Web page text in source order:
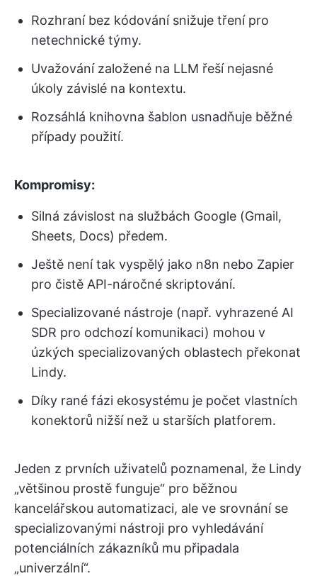
Rozhraní bez kódování snižuje tření pro
netechnické týmy.
Uvažování založené na LLM řeší nejasné
úkoly závislé na kontextu.
Rozsáhlá knihovna šablon usnadňuje běžné
případy použití.
Kompromisy:
Silná závislost na službách Google (Gmail,
Sheets, Docs) předem.
Ještě není tak vyspělý jako n8n nebo Zapier
pro čistě API-náročné skriptování.
Specializované nástroje (např. vyhrazené AI
SDR pro odchozí komunikaci) mohou v
úzkých specializovaných oblastech překonat
Lindy.
Díky rané fázi ekosystému je počet vlastních
konektorů nižší než u starších platforem.
Jeden z prvních uživatelů poznamenal, že Lindy
„většinou prostě funguje“ pro běžnou
kancelářskou automatizaci, ale ve srovnání se
specializovanými nástroji pro vyhledávání
potenciálních zákazníků mu připadala
„univerzální“.